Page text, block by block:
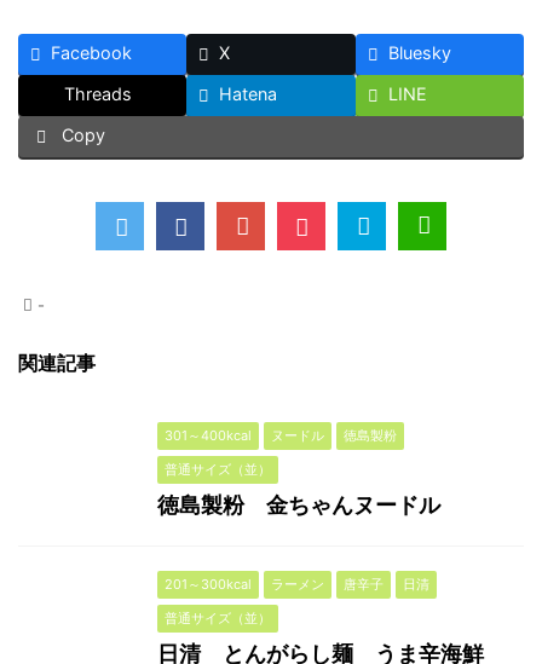
Facebook X
Bluesky
Threads
Hatena
LINE
Copy
-
関連記事
301～400kcal ヌードル
徳島製粉
普通サイズ（並）
徳島製粉 金ちゃんヌードル
201～300kcal ラーメン 唐辛子
日清
普通サイズ（並）
日清 とんがらし麺 うま辛海鮮